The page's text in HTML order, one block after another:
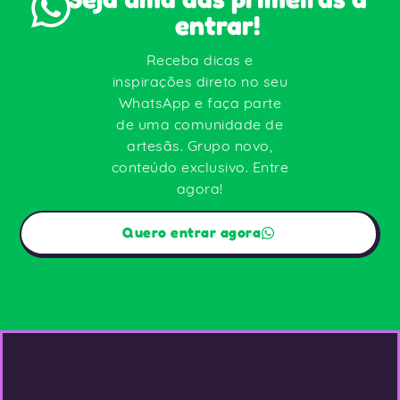
entrar!
Receba dicas e
inspirações direto no seu
WhatsApp e faça parte
de uma comunidade de
artesãs. Grupo novo,
conteúdo exclusivo. Entre
agora!
Quero entrar agora